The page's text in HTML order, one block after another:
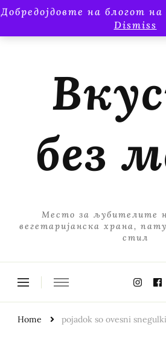
Добредојдовте на блогот на
Dismiss
без
Место за љубителите
вегетаријанска храна,
стил
Home pojadok so ovesni snegulki